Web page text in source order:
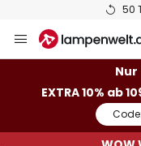
50
Inhalt
Nur
EXTRA 10% ab
Code: